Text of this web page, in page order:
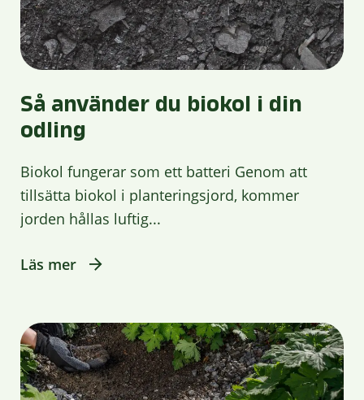
Så använder du biokol i din
odling
Biokol fungerar som ett batteri Genom att
tillsätta biokol i planteringsjord, kommer
jorden hållas luftig...
Läs mer